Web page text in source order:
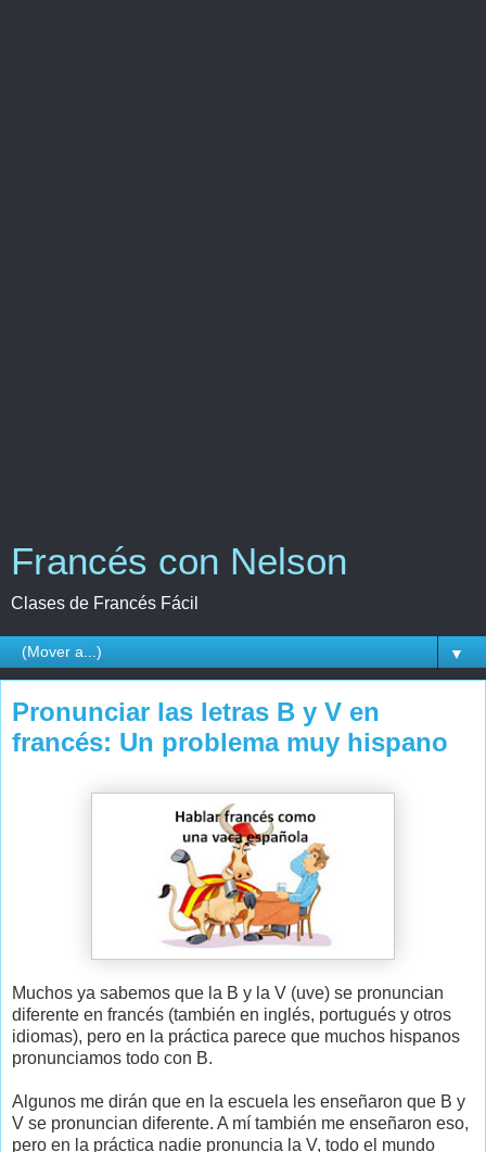
Francés con Nelson
Clases de Francés Fácil
▼
Pronunciar las letras B y V en
francés: Un problema muy hispano
Muchos ya sabemos que la B y la V (uve) se pronuncian
diferente en francés (también en inglés, portugués y otros
idiomas), pero en la práctica parece que muchos hispanos
pronunciamos todo con B.
Algunos me dirán que en la escuela les enseñaron que B y
V se pronuncian diferente. A mí también me enseñaron eso,
pero en la práctica nadie pronuncia la V, todo el mundo